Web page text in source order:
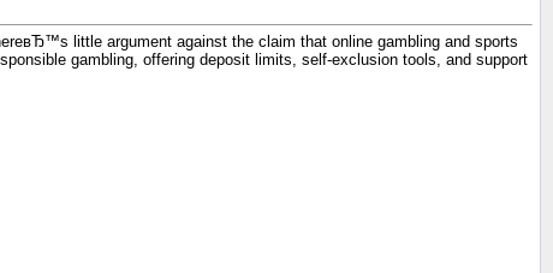
little argument against the claim that online gambling and sports
gambling, offering deposit limits, self-exclusion tools, and support